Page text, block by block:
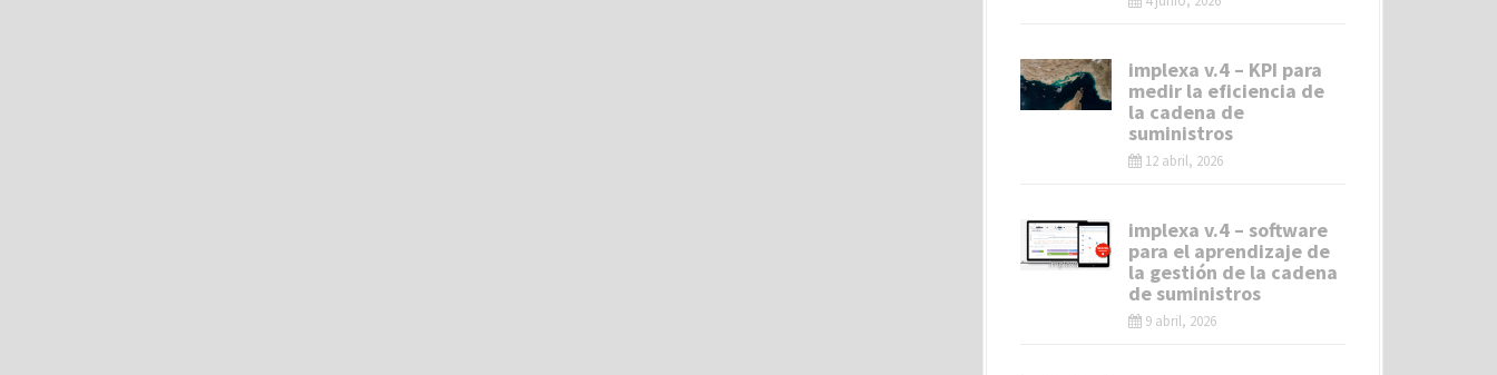
implexa v.4 – KPI para
medir la eficiencia de
la cadena de
suministros
12 abril, 2026
implexa v.4 – software
para el aprendizaje de
la gestión de la cadena
de suministros
9 abril, 2026